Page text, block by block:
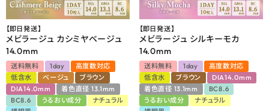
【即日発送】
メビラージュ カシミヤベージュ
14.0mm
送料無料 1day
高度数対応
低含水
ベージュ
ブラウン
DIA14.0mm
着色直径 13.1mm
BC8.6
うるおい成分
ナチュラル
【即日発送】
メビラージュ シルキーモカ
14.0mm
送料無料 1day
高度数対応
低含水
ブラウン
DIA14.0mm
着色直径 13.1mm
BC8.6
うるおい成分
ナチュラル